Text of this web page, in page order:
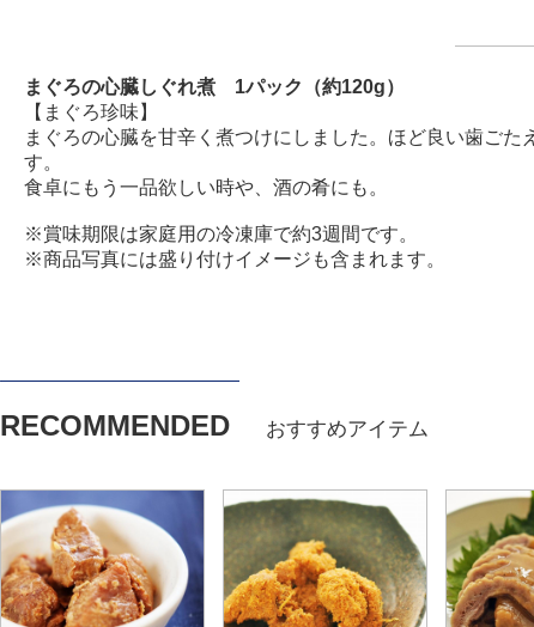
まぐろの心臓しぐれ煮 1パック（約120g）
【まぐろ珍味】
まぐろの心臓を甘辛く煮つけにしました。ほど良い歯ごた
す。
食卓にもう一品欲しい時や、酒の肴にも。
※賞味期限は家庭用の冷凍庫で約3週間です。
※商品写真には盛り付けイメージも含まれます。
RECOMMENDED おすすめアイテム